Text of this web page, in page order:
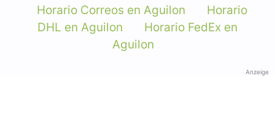
Horario Correos en Aguilon
Horario
DHL en Aguilon
Horario FedEx en
Aguilon
Anzeige